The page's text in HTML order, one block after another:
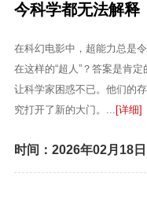
今科学都无法解释
在科幻电影中，超能力总是
在这样的“超人”？答案是肯
让科学家困惑不已。他们的
究打开了新的大门。... [详细]
时间：2026年02月18日